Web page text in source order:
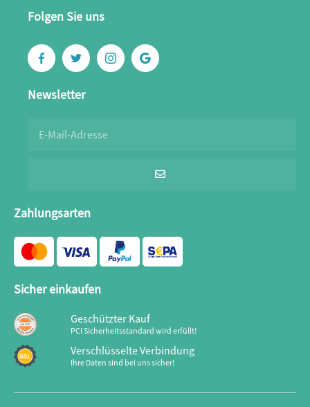
Folgen Sie uns
Newsletter
Zahlungsarten
Sicher einkaufen
Geschützter Kauf
PCI Sicherheitsstandard wird erfüllt!
Verschlüsselte Verbindung
Ihre Daten sind bei uns sicher!